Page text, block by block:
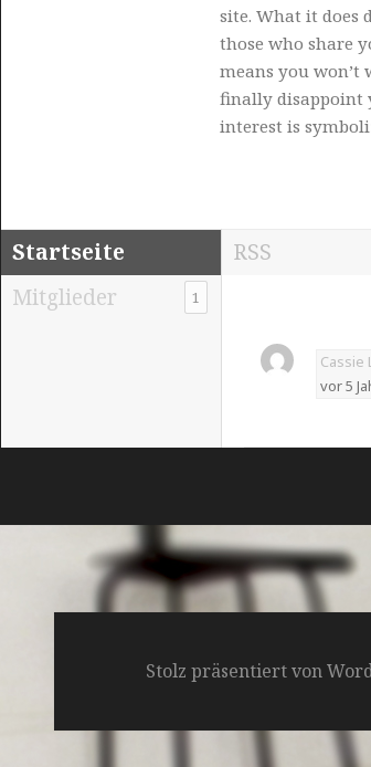
site. What it does
those who share
means you
finally disappoint
interest is
Startseite
Mitglieder
1
RSS
Cassie
vor 5
Stolz präsentiert von